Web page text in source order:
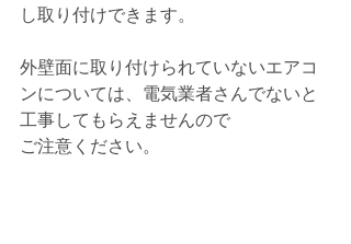
し取り付けできます。
外壁面に取り付けられていないエアコ
ンについては、電気業者さんでないと
工事してもらえませんので
ご注意ください。